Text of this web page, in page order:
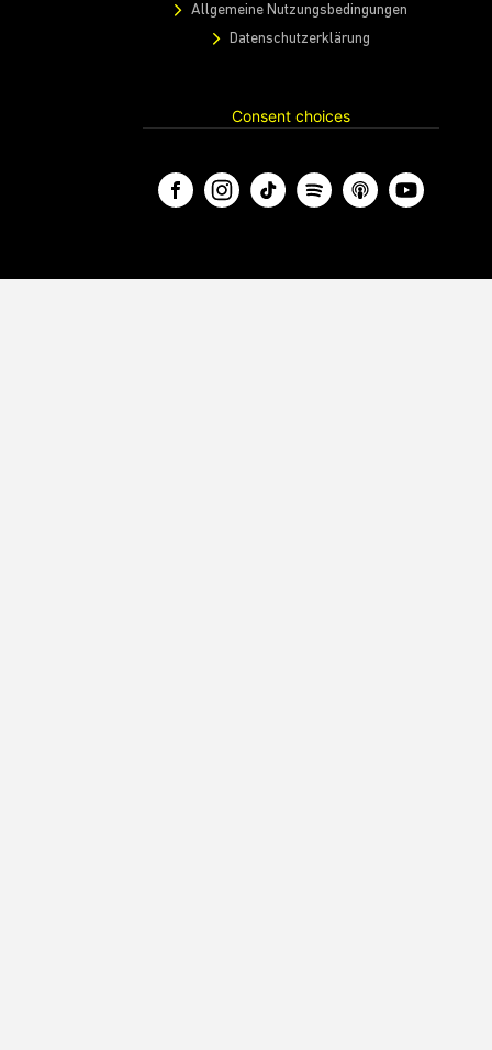
Allgemeine Nutzungsbedingungen
Datenschutzerklärung
Consent choices